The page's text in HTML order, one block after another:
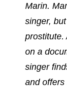
Marin.
singer,
prostitute.
on a
singer
and offers